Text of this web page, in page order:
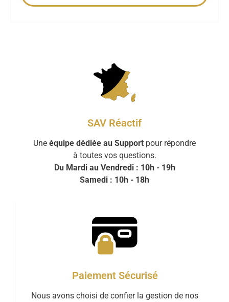
SAV Réactif
Une équipe dédiée au Support pour répondre
à toutes vos questions.
Du Mardi au Vendredi : 10h - 19h
Samedi : 10h - 18h
Paiement Sécurisé
Nous avons choisi de confier la gestion de nos